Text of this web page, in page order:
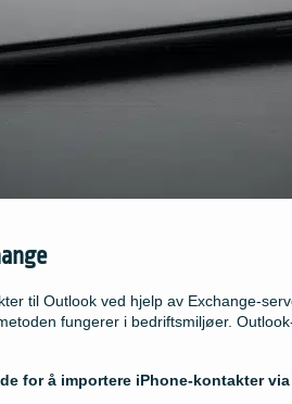
til Outlook ved hjelp av Exchange-
fungerer i bedriftsmiljøer.
for å importere iPhone-kontakter